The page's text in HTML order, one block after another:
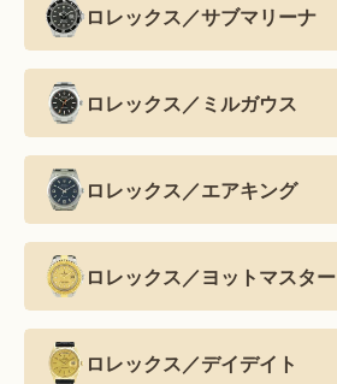
ロレックス／サブマリーナ
ロレックス／ミルガウス
ロレックス／エアキング
ロレックス／ヨットマスター
ロレックス／デイデイト